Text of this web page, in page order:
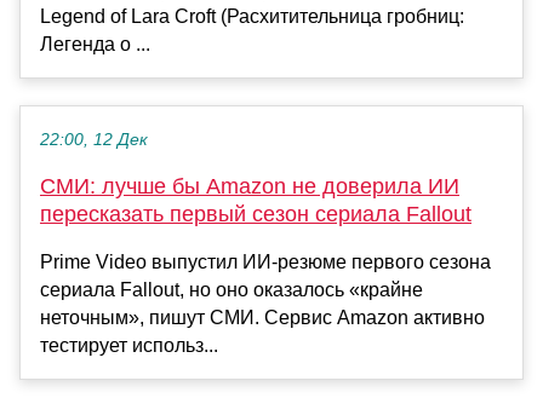
Legend of Lara Croft (Расхитительница гробниц:
Легенда о ...
22:00, 12 Дек
СМИ: лучше бы Amazon не доверила ИИ
пересказать первый сезон сериала Fallout
Prime Video выпустил ИИ‑резюме первого сезона
сериала Fallout, но оно оказалось «крайне
неточным», пишут СМИ. Сервис Amazon активно
тестирует использ...